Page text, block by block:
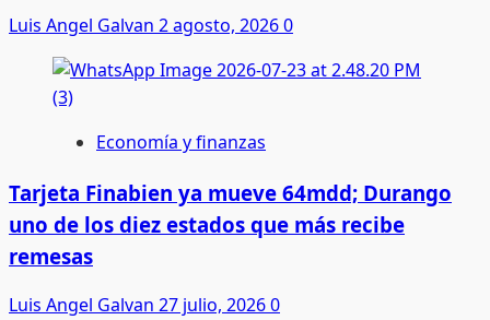
Luis Angel Galvan 2 agosto, 20260
Economía y finanzas
Tarjeta Finabien ya mueve 64mdd; Durango
uno de los diez estados que más recibe
remesas
Luis Angel Galvan 27 julio, 20260